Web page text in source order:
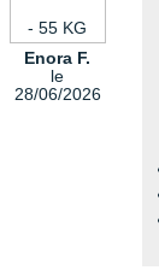
- 55 KG
Enora F.
le
28/06/2026